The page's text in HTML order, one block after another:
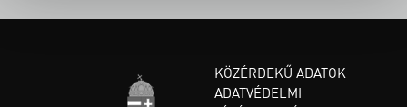
KÖZÉRDEKŰ ADATOK
ADATVÉDELMI